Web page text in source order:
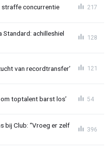
straffe concurrentie 217
Standard: achilleshiel
128
van recordtransfer’ 121
toptalent barst los’ 54
bij Club: “Vroeg er zelf
396